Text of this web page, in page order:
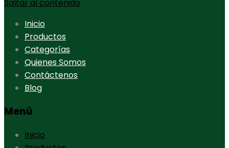
Saltar al contenido
Inicio
Productos
Categorías
Quienes Somos
Contáctenos
Blog
Menú
Inicio